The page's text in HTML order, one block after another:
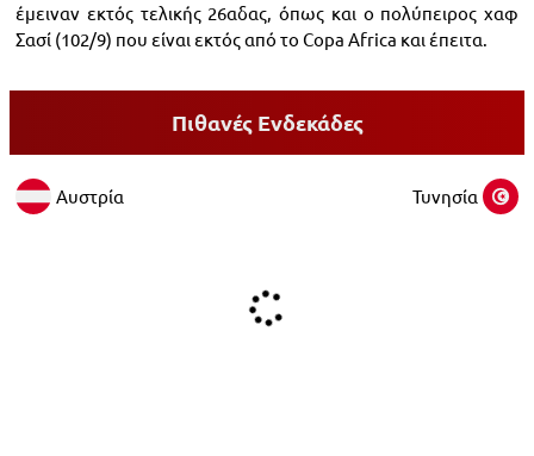
έμειναν εκτός τελικής 26αδας, όπως και ο πολύπειρος χαφ
Σασί (102/9) που είναι εκτός από το Copa Africa και έπειτα.
Πιθανές Ενδεκάδες
Αυστρία Τυνησία